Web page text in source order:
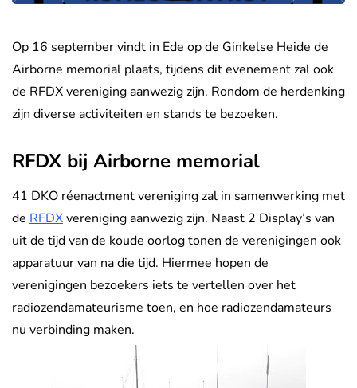
Op 16 september vindt in Ede op de Ginkelse Heide de
Airborne memorial plaats, tijdens dit evenement zal ook
de RFDX vereniging aanwezig zijn. Rondom de herdenking
zijn diverse activiteiten en stands te bezoeken.
RFDX bij Airborne memorial
41 DKO réenactment vereniging zal in samenwerking met
de RFDXvereniging aanwezig zijn. Naast 2 Display’s van
uit de tijd van de koude oorlog tonen de verenigingen ook
apparatuur van na die tijd. Hiermee hopen de
verenigingen bezoekers iets te vertellen over het
radiozendamateurisme toen, en hoe radiozendamateurs
nu verbinding maken.